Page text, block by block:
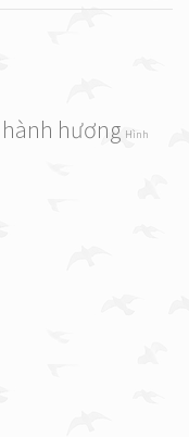
hành hương Hình